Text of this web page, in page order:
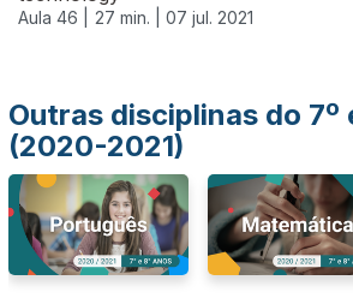
Aula 46 | 27 min. | 07 jul. 2021
Outras disciplinas do 7º
(2020-2021)